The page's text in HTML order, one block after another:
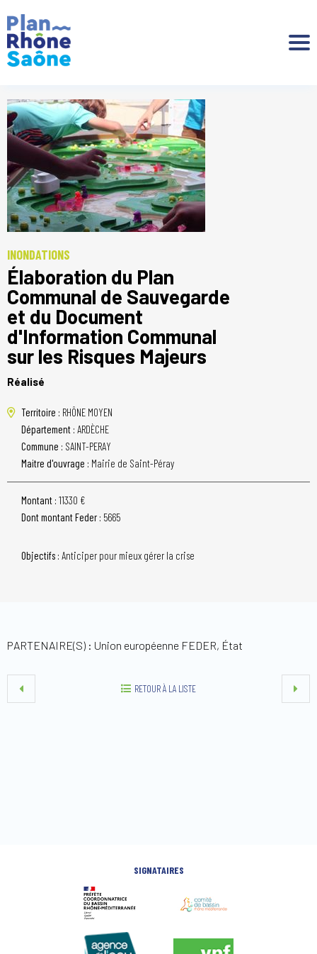
INONDATIONS
Élaboration du Plan
Communal de Sauvegarde
et du Document
d'Information Communal
sur les Risques Majeurs
Réalisé
Territoire : RHÔNE MOYEN
Département : ARDÈCHE
Commune : SAINT-PERAY
Maitre d'ouvrage : Mairie de Saint-Péray
Montant : 11330 €
Dont montant Feder : 5665
Objectifs : Anticiper pour mieux gérer la crise
PARTENAIRE(S) : Union européenne FEDER, État
RETOUR À LA LISTE
SIGNATAIRES